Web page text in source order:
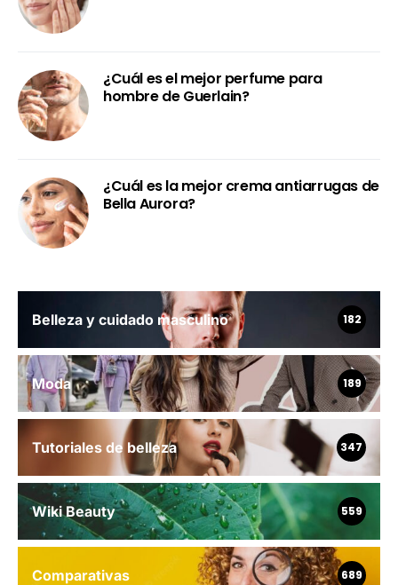
¿Cuál es el mejor perfume para
hombre de Guerlain?
¿Cuál es la mejor crema antiarrugas de
Bella Aurora?
Belleza y cuidado masculino 182
Moda 189
Tutoriales de belleza 347
Wiki Beauty 559
Comparativas 689